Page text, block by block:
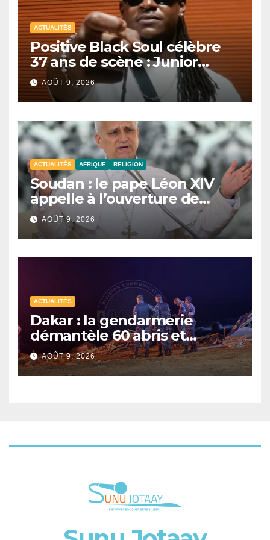
ACTUALITÉS
Positive Black Soul célèbre
37 ans de scène : Junior
Awadi face à un héritage
générationnel
AOÛT 9, 2026
ACTUALITÉS AFRIQUE RELIGION
Soudan : le pape Léon XIV
appelle à l’ouverture de
couloirs humanitaires
AOÛT 9, 2026
ACTUALITÉS
Dakar : la gendarmerie
démantèle 60 abris et
interpelle 27 personnes
AOÛT 9, 2026